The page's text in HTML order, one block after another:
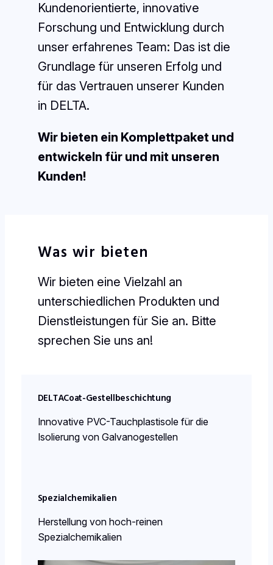
Kundenorientierte, innovative
Forschung und Entwicklung durch
unser erfahrenes Team: Das ist die
Grundlage für unseren Erfolg und
für das Vertrauen unserer Kunden
in DELTA.
Wir bieten ein Komplettpaket und
entwickeln für und mit unseren
Kunden!
Was wir bieten
Wir bieten eine Vielzahl an
unterschiedlichen Produkten und
Dienstleistungen für Sie an. Bitte
sprechen Sie uns an!
DELTACoat-Gestellbeschichtung
Innovative PVC-Tauchplastisole für die
Isolierung von Galvanogestellen
Spezialchemikalien
Herstellung von hoch-reinen
Spezialchemikalien